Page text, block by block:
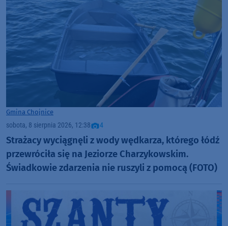
Gmina Chojnice
sobota, 8 sierpnia 2026, 12:38 4
Strażacy wyciągnęli z wody wędkarza, którego łódź
przewróciła się na Jeziorze Charzykowskim.
Świadkowie zdarzenia nie ruszyli z pomocą (FOTO)